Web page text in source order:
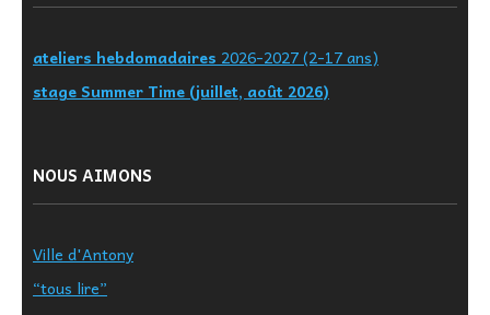
ateliers hebdomadaires 2026-2027 (2-17 ans)
stage Summer Time (juillet, août 2026)
NOUS AIMONS
Ville d'Antony
“tous lire”